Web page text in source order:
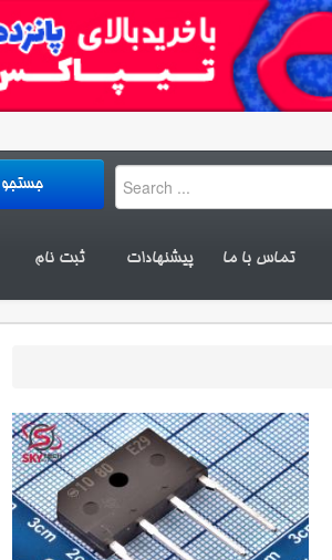
تماس با ما پیشنهادات ثبت نام